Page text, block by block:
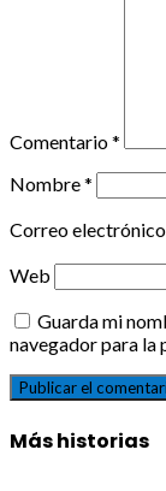
Comentario*
Nombre*
Correo electrónico
Web
Guarda mi
navegador para la
Más historias